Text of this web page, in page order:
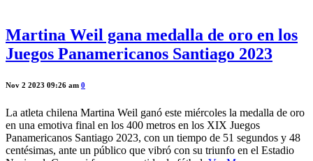
Martina Weil gana medalla de oro en los
Juegos Panamericanos Santiago 2023
Nov 2 2023 09:26 am 0
La atleta chilena Martina Weil ganó este miércoles la medalla de oro
en una emotiva final en los 400 metros en los XIX Juegos
Panamericanos Santiago 2023, con un tiempo de 51 segundos y 48
centésimas, ante un público que vibró con su triunfo en el Estadio